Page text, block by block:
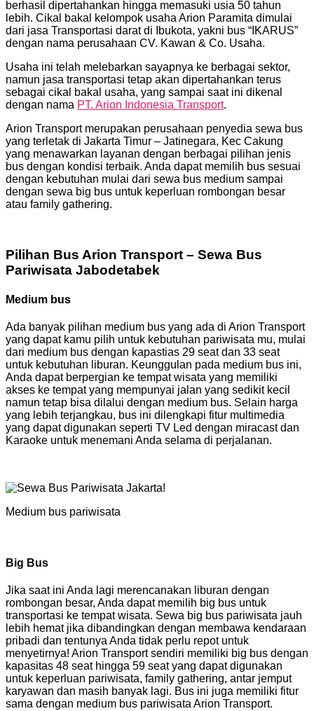
berhasil dipertahankan hingga memasuki usia 50 tahun
lebih. Cikal bakal kelompok usaha Arion Paramita dimulai
dari jasa Transportasi darat di Ibukota, yakni bus “IKARUS”
dengan nama perusahaan CV. Kawan & Co. Usaha.
Usaha ini telah melebarkan sayapnya ke berbagai sektor,
namun jasa transportasi tetap akan dipertahankan terus
sebagai cikal bakal usaha, yang sampai saat ini dikenal
dengan nama PT. Arion Indonesia Transport.
Arion Transport merupakan perusahaan penyedia sewa bus
yang terletak di Jakarta Timur – Jatinegara, Kec Cakung
yang menawarkan layanan dengan berbagai pilihan jenis
bus dengan kondisi terbaik. Anda dapat memilih bus sesuai
dengan kebutuhan mulai dari sewa bus medium sampai
dengan sewa big bus untuk keperluan rombongan besar
atau family gathering.
Pilihan Bus Arion Transport – Sewa Bus
Pariwisata Jabodetabek
Medium bus
Ada banyak pilihan medium bus yang ada di Arion Transport
yang dapat kamu pilih untuk kebutuhan pariwisata mu, mulai
dari medium bus dengan kapastias 29 seat dan 33 seat
untuk kebutuhan liburan. Keunggulan pada medium bus ini,
Anda dapat berpergian ke tempat wisata yang memiliki
akses ke tempat yang mempunyai jalan yang sedikit kecil
namun tetap bisa dilalui dengan medium bus. Selain harga
yang lebih terjangkau, bus ini dilengkapi fitur multimedia
yang dapat digunakan seperti TV Led dengan miracast dan
Karaoke untuk menemani Anda selama di perjalanan.
Medium bus pariwisata
Big Bus
Jika saat ini Anda lagi merencanakan liburan dengan
rombongan besar, Anda dapat memilih big bus untuk
transportasi ke tempat wisata. Sewa big bus pariwisata jauh
lebih hemat jika dibandingkan dengan membawa kendaraan
pribadi dan tentunya Anda tidak perlu repot untuk
menyetirnya! Arion Transport sendiri memiliki big bus dengan
kapasitas 48 seat hingga 59 seat yang dapat digunakan
untuk keperluan pariwisata, family gathering, antar jemput
karyawan dan masih banyak lagi. Bus ini juga memiliki fitur
sama dengan medium bus pariwisata Arion Transport.